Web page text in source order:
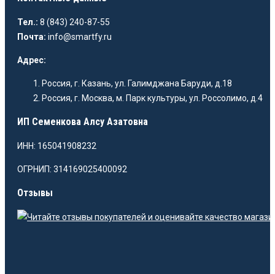
Тел.: 8 (843) 240-87-55
Почта: info@smartfy.ru
Адрес:
Россия, г. Казань, ул. Галимджана Баруди, д.18
Россия, г. Москва, м. Парк культуры, ул. Россолимо, д.4
ИП Семенкова Алсу Азатовна
ИНН: 165041908232
ОГРНИП: 314169025400092
Отзывы